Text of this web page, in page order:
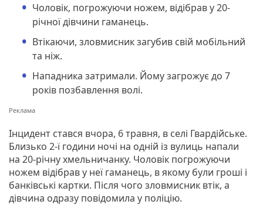
Чоловік, погрожуючи ножем, відібрав у 20-
річної дівчини гаманець.
Втікаючи, зловмисник загубив свій мобільний
та ніж.
Нападника затримали. Йому загрожує до 7
років позбавлення волі.
Інцидент стався вчора, 6 травня, в селі Гвардійське.
Близько 2-ї години ночі на одній із вулиць напали
на 20-річну хмельничанку. Чоловік погрожуючи
ножем відібрав у неї гаманець, в якому були гроші і
банківські картки. Після чого зловмисник втік, а
дівчина одразу повідомила у поліцію.